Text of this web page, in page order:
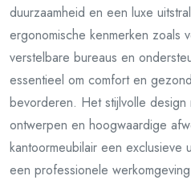
duurzaamheid en een luxe
ergonomische kenmerken zoals
verstelbare bureaus en
essentieel om comfort en
bevorderen. Het stijlvolle design
ontwerpen en hoogwaardige
kantoormeubilair een exclusieve
een professionele